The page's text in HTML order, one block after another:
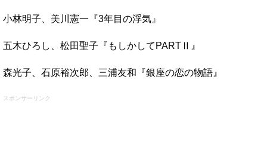
小林明子、美川憲一『3年目の浮気』
五木ひろし、松田聖子『もしかしてPARTⅡ』
森光子、石原裕次郎、三浦友和『銀座の恋の物語』
スポンサーリンク